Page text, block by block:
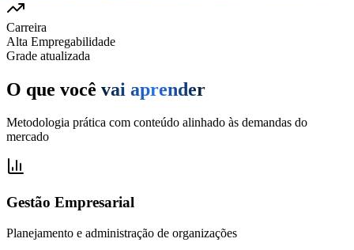
Carreira
Alta Empregabilidade
Grade atualizada
O que você vai aprender
Metodologia prática com conteúdo alinhado às demandas do
mercado
Gestão Empresarial
Planejamento e administração de organizações